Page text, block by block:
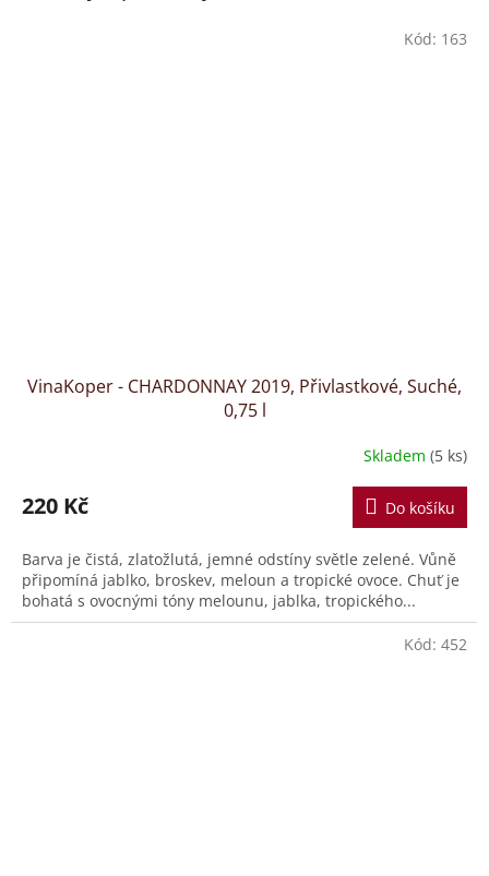
VinaKoper - CHARDONNAY 2019, Přivlastkové, Suché,
0,75 l
Skladem (5 ks)
220 Kč Do košíku
Barva je čistá, zlatožlutá, jemné odstíny světle zelené. Vůně
připomíná jablko, broskev, meloun a tropické ovoce. Chuť je
bohatá s ovocnými tóny melounu, jablka, tropického...
Kód: 163
Kód: 452